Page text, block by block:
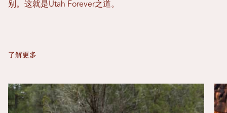
别。这就是Utah Forever之道。
了解更多